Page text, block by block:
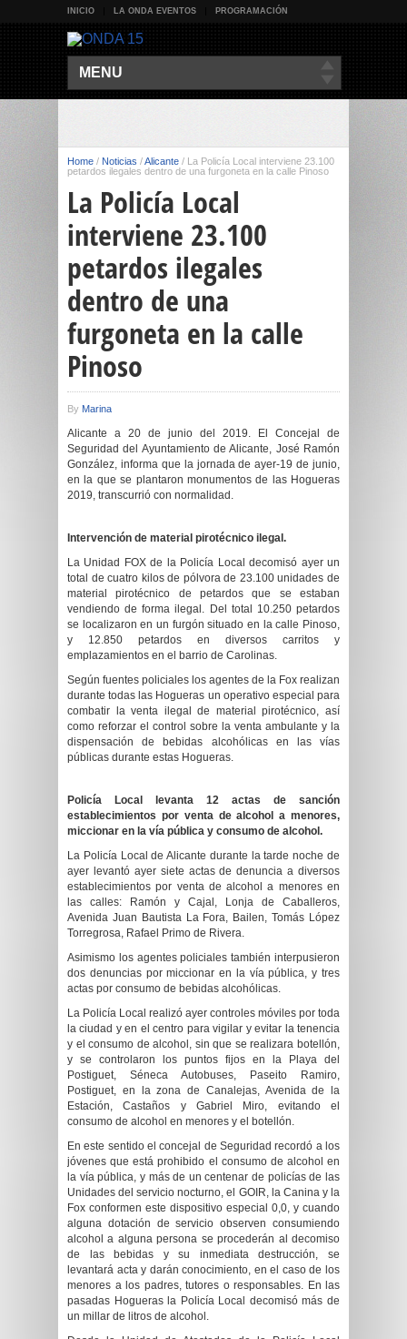
INICIO LA ONDA EVENTOS PROGRAMACIÓN
MENU
Home / Noticias /Alicante / La Policía Local interviene 23.100
petardos ilegales dentro de una furgoneta en la calle Pinoso
La Policía Local
interviene 23.100
petardos ilegales
dentro de una
furgoneta en la calle
Pinoso
By Marina
Alicante a 20 de junio del 2019. El Concejal de
Seguridad del Ayuntamiento de Alicante, José Ramón
González, informa que la jornada de ayer-19 de junio,
en la que se plantaron monumentos de las Hogueras
2019, transcurrió con normalidad.
Intervención de material pirotécnico ilegal.
La Unidad FOX de la Policía Local decomisó ayer un
total de cuatro kilos de pólvora de 23.100 unidades de
material pirotécnico de petardos que se estaban
vendiendo de forma ilegal. Del total 10.250 petardos
se localizaron en un furgón situado en la calle Pinoso,
y 12.850 petardos en diversos carritos y
emplazamientos en el barrio de Carolinas.
Según fuentes policiales los agentes de la Fox realizan
durante todas las Hogueras un operativo especial para
combatir la venta ilegal de material pirotécnico, así
como reforzar el control sobre la venta ambulante y la
dispensación de bebidas alcohólicas en las vías
públicas durante estas Hogueras.
Policía Local levanta 12 actas de sanción
establecimientos por venta de alcohol a menores,
miccionar en la vía pública y consumo de alcohol.
La Policía Local de Alicante durante la tarde noche de
ayer levantó ayer siete actas de denuncia a diversos
establecimientos por venta de alcohol a menores en
las calles: Ramón y Cajal, Lonja de Caballeros,
Avenida Juan Bautista La Fora, Bailen, Tomás López
Torregrosa, Rafael Primo de Rivera.
Asimismo los agentes policiales también interpusieron
dos denuncias por miccionar en la vía pública, y tres
actas por consumo de bebidas alcohólicas.
La Policía Local realizó ayer controles móviles por toda
la ciudad y en el centro para vigilar y evitar la tenencia
y el consumo de alcohol, sin que se realizara botellón,
y se controlaron los puntos fijos en la Playa del
Postiguet, Séneca Autobuses, Paseito Ramiro,
Postiguet, en la zona de Canalejas, Avenida de la
Estación, Castaños y Gabriel Miro, evitando el
consumo de alcohol en menores y el botellón.
En este sentido el concejal de Seguridad recordó a los
jóvenes que está prohibido el consumo de alcohol en
la vía pública, y más de un centenar de policías de las
Unidades del servicio nocturno, el GOIR, la Canina y la
Fox conformen este dispositivo especial 0,0, y cuando
alguna dotación de servicio observen consumiendo
alcohol a alguna persona se procederán al decomiso
de las bebidas y su inmediata destrucción, se
levantará acta y darán conocimiento, en el caso de los
menores a los padres, tutores o responsables. En las
pasadas Hogueras la Policía Local decomisó más de
un millar de litros de alcohol.